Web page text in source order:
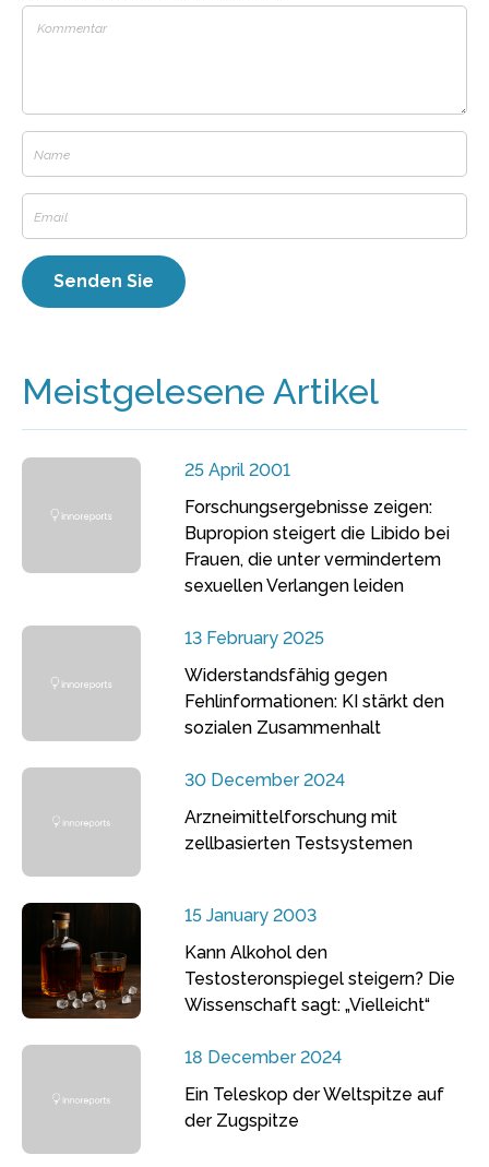
Meistgelesene Artikel
25 April 2001
Forschungsergebnisse zeigen:
Bupropion steigert die Libido bei
Frauen, die unter vermindertem
sexuellen Verlangen leiden
13 February 2025
Widerstandsfähig gegen
Fehlinformationen: KI stärkt den
sozialen Zusammenhalt
30 December 2024
Arzneimittelforschung mit
zellbasierten Testsystemen
15 January 2003
Kann Alkohol den
Testosteronspiegel steigern? Die
Wissenschaft sagt: „Vielleicht“
18 December 2024
Ein Teleskop der Weltspitze auf
der Zugspitze